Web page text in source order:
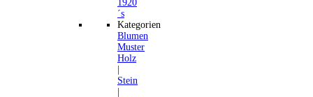
1920
´s
Kategorien
Blumen
Muster
Holz
Stein